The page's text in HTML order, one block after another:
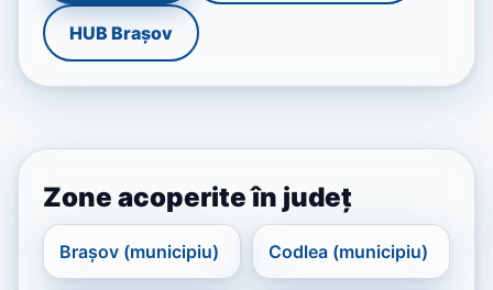
HUB Brașov
Zone acoperite în județ
Brașov (municipiu) Codlea (municipiu)